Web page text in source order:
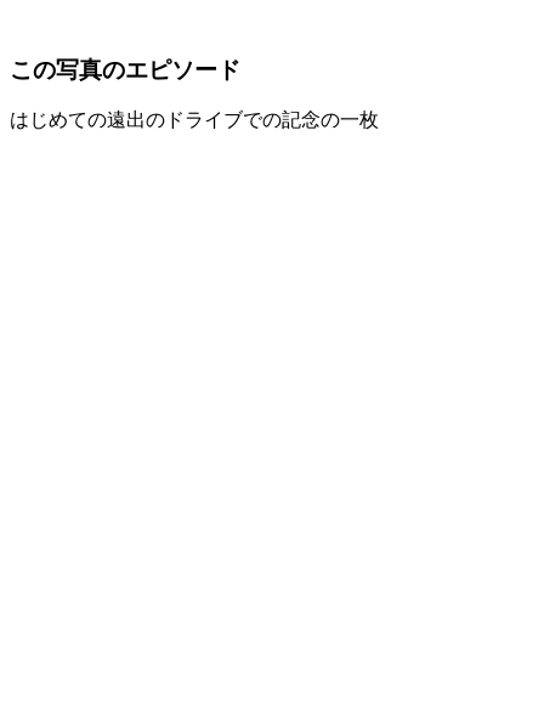
この写真のエピソード
はじめての遠出のドライブでの記念の一枚